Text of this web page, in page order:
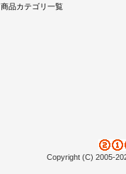
商品カテゴリ一覧
Copyright (C) 2005-